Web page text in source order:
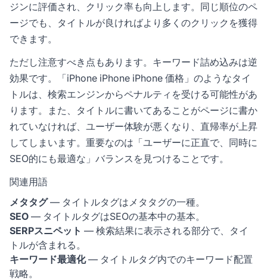
ジンに評価され、クリック率も向上します。同じ順位のペ
ージでも、タイトルが良ければより多くのクリックを獲得
できます。
ただし注意すべき点もあります。キーワード詰め込みは逆
効果です。「iPhone iPhone iPhone 価格」のようなタイ
トルは、検索エンジンからペナルティを受ける可能性があ
ります。また、タイトルに書いてあることがページに書か
れていなければ、ユーザー体験が悪くなり、直帰率が上昇
してしまいます。重要なのは「ユーザーに正直で、同時に
SEO的にも最適な」バランスを見つけることです。
関連用語
メタタグ— タイトルタグはメタタグの一種。
SEO — タイトルタグはSEOの基本中の基本。
SERPスニペット — 検索結果に表示される部分で、タイ
トルが含まれる。
キーワード最適化— タイトルタグ内でのキーワード配置
戦略。